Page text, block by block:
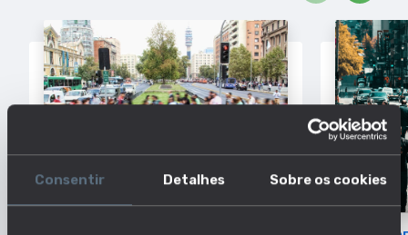
Consentir Detalhes Sobre os cookies